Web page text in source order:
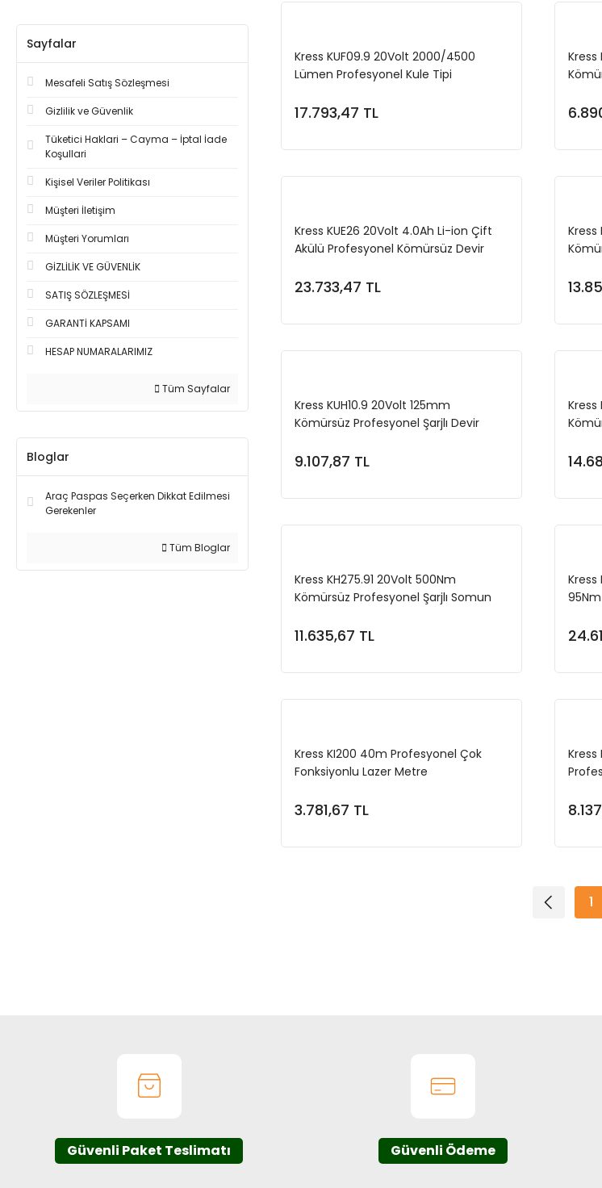
Sayfalar
Mesafeli Satış Sözleşmesi
Gizlilik ve Güvenlik
Tüketici Haklari – Cayma – İptal İade
Koşullari
Kişisel Veriler Politikası
Müşteri İletişim
Müşteri Yorumları
GİZLİLİK VE GÜVENLİK
SATIŞ SÖZLEŞMESİ
GARANTİ KAPSAMI
HESAP NUMARALARIMIZ
Tüm Sayfalar
Bloglar
Araç Paspas Seçerken Dikkat Edilmesi
Gerekenler
Tüm Bloglar
Kress KUF09.9 20Volt 2000/4500
Lümen Profesyonel Kule Tipi
(Akü Dahil Değildir)
17.793,47 TL
Sepete Ekle
Kress
Kress KUE26 20Volt 4.0Ah Li-ion Çift
Akülü Profesyonel Kömürsüz Devir
23.733,47 TL
Sepete Ekle
Kress
Kress KUH10.9 20Volt 125mm
Kömürsüz Profesyonel Şarjlı Devir
Değildir)
9.107,87 TL
Kress
Kress KH275.91 20Volt 500Nm
Kömürsüz Profesyonel Şarjlı Somun
11.635,67 TL
Kress
Kress KI200 40m Profesyonel Çok
Fonksiyonlu Lazer Metre
3.781,67 TL
Kress
1
Güvenli Paket Teslimatı Güvenli Ödeme